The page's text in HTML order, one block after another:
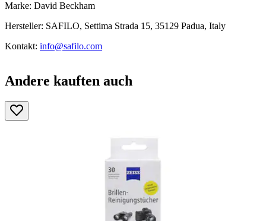
Marke: David Beckham
Hersteller: SAFILO, Settima Strada 15, 35129 Padua, Italy
Kontakt: info@safilo.com
Andere kauften auch